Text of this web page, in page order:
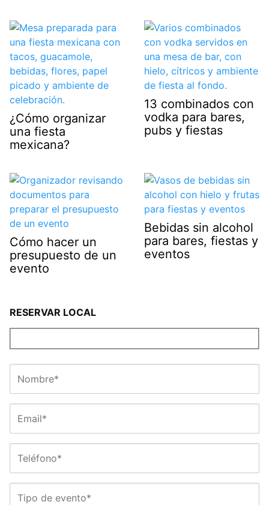
¿Cómo organizar
una fiesta
mexicana?
13 combinados con
vodka para bares,
pubs y fiestas
Cómo hacer un
presupuesto de un
evento
Bebidas sin alcohol
para bares, fiestas y
eventos
RESERVAR LOCAL